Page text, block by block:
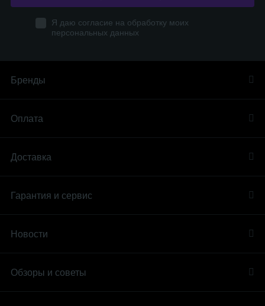
Я даю согласие на обработку моих
персональных данных
Бренды
Оплата
Доставка
Гарантия и сервис
Новости
Обзоры и советы